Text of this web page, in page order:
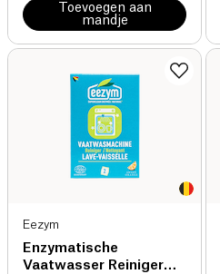
Toevoegen aan
mandje
Eezym
Enzymatische
Vaatwasser Reiniger